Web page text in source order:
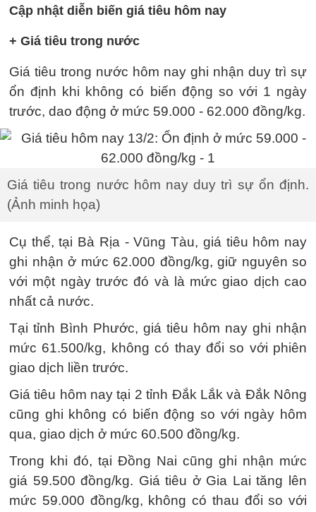
Cập nhật diễn biến giá tiêu hôm nay
+ Giá tiêu trong nước
Giá tiêu trong nước hôm nay ghi nhận duy trì sự
ổn định khi không có biến động so với 1 ngày
trước, dao động ở mức 59.000 - 62.000 đồng/kg.
Giá tiêu trong nước hôm nay duy trì sự ổn định.
(Ảnh minh họa)
Cụ thể, tại Bà Rịa - Vũng Tàu, giá tiêu hôm nay
ghi nhận ở mức 62.000 đồng/kg, giữ nguyên so
với một ngày trước đó và là mức giao dịch cao
nhất cả nước.
Tại tỉnh Bình Phước, giá tiêu hôm nay ghi nhận
mức 61.500/kg, không có thay đổi so với phiên
giao dịch liền trước.
Giá tiêu hôm nay tại 2 tỉnh Đắk Lắk và Đắk Nông
cũng ghi không có biến động so với ngày hôm
qua, giao dịch ở mức 60.500 đồng/kg.
Trong khi đó, tại Đồng Nai cũng ghi nhận mức
giá 59.500 đồng/kg. Giá tiêu ở Gia Lai tăng lên
mức 59.000 đồng/kg, không có thau đổi so với